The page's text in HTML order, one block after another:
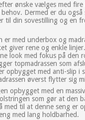
ønske vælges med fire
Dermed er du også
til din sovestilling og en
er med underbox og
giver rene og enkle
look med fokus på den
topmadrassen som
opbygget med anti-slip i
øverst flytter sig
opbygget med en
som gør at den
med til at denne seng er
med lang holdbarhed.